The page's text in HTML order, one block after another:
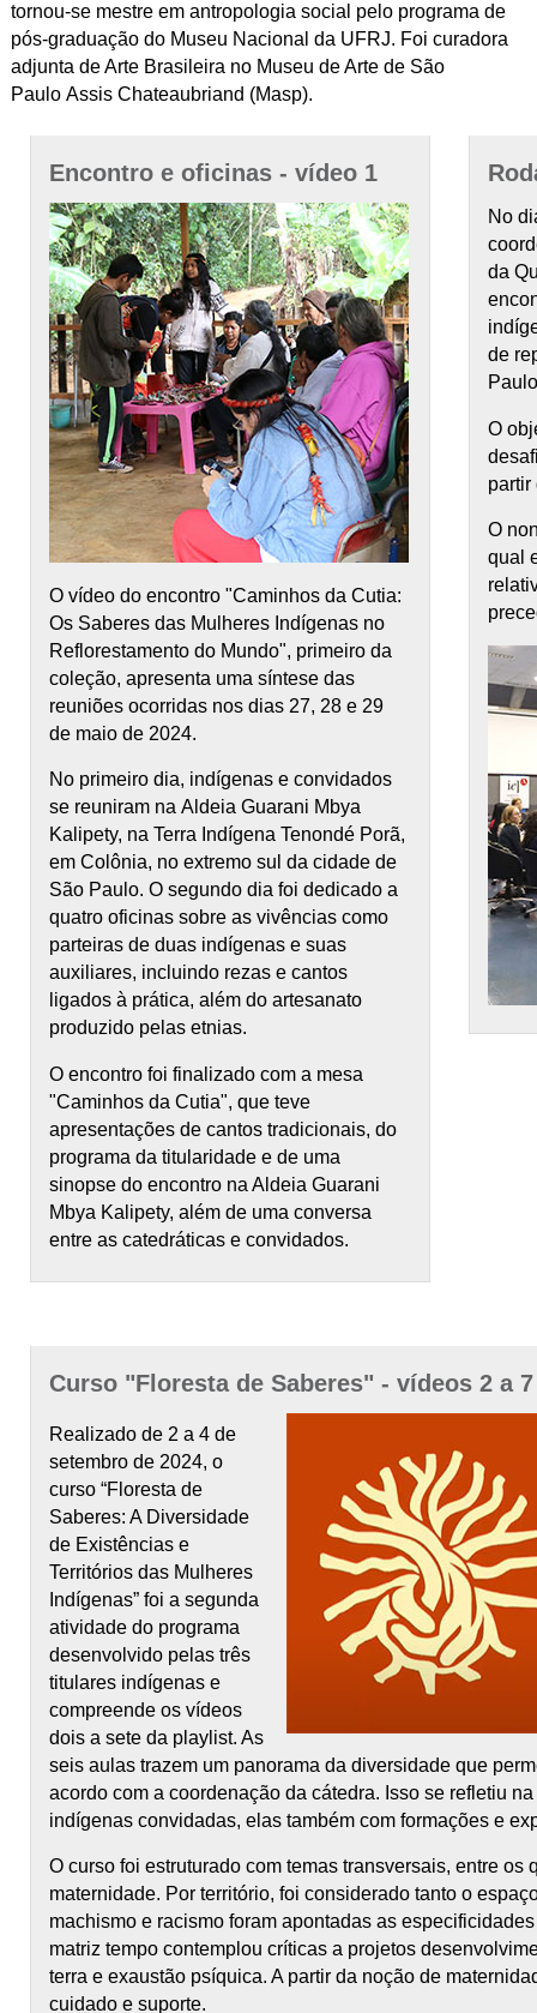
tornou-se mestre em antropologia social pelo programa de
pós-graduação do Museu Nacional da UFRJ. Foi curadora
adjunta de Arte Brasileira no Museu de Arte de São
Paulo Assis Chateaubriand (Masp).
Encontro e oficinas - vídeo 1
O vídeo do encontro "Caminhos da Cutia:
Os Saberes das Mulheres Indígenas no
Reflorestamento do Mundo", primeiro da
coleção, apresenta uma síntese das
reuniões ocorridas nos dias 27, 28 e 29
de maio de 2024.
No primeiro dia, indígenas e convidados
se reuniram na Aldeia Guarani Mbya
Kalipety, na Terra Indígena Tenondé Porã,
em Colônia, no extremo sul da cidade de
São Paulo. O segundo dia foi dedicado a
quatro oficinas sobre as vivências como
parteiras de duas indígenas e suas
auxiliares, incluindo rezas e cantos
ligados à prática, além do artesanato
produzido pelas etnias.
O encontro foi finalizado com a mesa
"Caminhos da Cutia", que teve
apresentações de cantos tradicionais, do
programa da titularidade e de uma
sinopse do encontro na Aldeia Guarani
Mbya Kalipety, além de uma conversa
entre as catedráticas e convidados.
No
da
de
O
partir
O
qual
Curso "Floresta de Saberes" - vídeos 2 a 7
Realizado de 2 a 4 de
setembro de 2024, o
curso “Floresta de
Saberes: A Diversidade
de Existências e
Territórios das Mulheres
Indígenas” foi a segunda
atividade do programa
desenvolvido pelas três
titulares indígenas e
compreende os vídeos
dois a sete da playlist. As
seis aulas trazem um panorama da diversidade que
acordo com a coordenação da cátedra. Isso se refletiu
indígenas convidadas, elas também com formações e
O curso foi estruturado com temas transversais, entre
maternidade. Por território, foi considerado tanto o
machismo e racismo foram apontadas as
matriz tempo contemplou críticas a projetos
terra e exaustão psíquica. A partir da noção de
cuidado e suporte.